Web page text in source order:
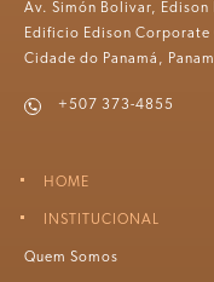
Av. Simón Bolivar, Edison
Edificio Edison Corporate
Cidade do Panamá,
+507 373-4855
HOME
INSTITUCIONAL
Quem Somos